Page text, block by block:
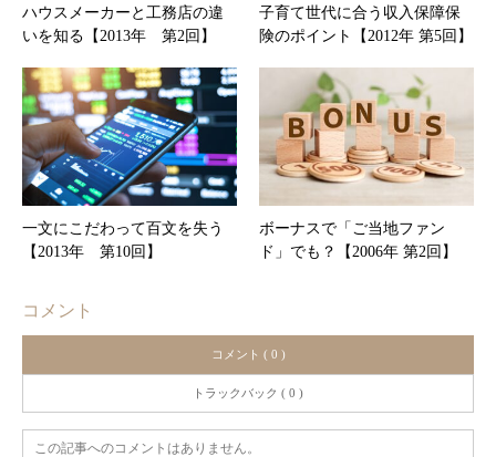
ハウスメーカーと工務店の違
いを知る【2013年 第2回】
子育て世代に合う収入保障保
険のポイント【2012年 第5回】
一文にこだわって百文を失う
【2013年 第10回】
ボーナスで「ご当地ファン
ド」でも？【2006年 第2回】
コメント
コメント ( 0 )
トラックバック ( 0 )
この記事へのコメントはありません。